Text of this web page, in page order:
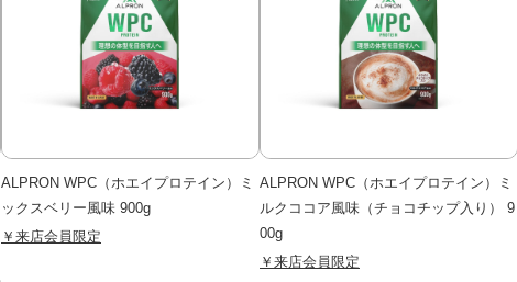
ALPRON WPC（ホエイプロテイン）ミ
ックスベリー風味 900g
￥来店会員限定
ALPRON WPC（ホエイプロテイン）ミ
ルクココア風味（チョコチップ入り） 9
00g
￥来店会員限定